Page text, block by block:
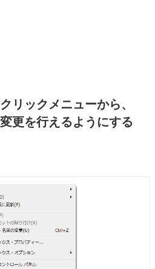
リックメニューから、
更を行えるようにする